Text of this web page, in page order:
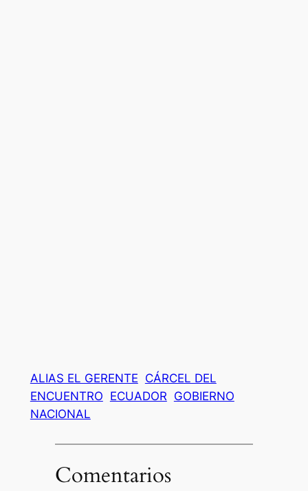
ALIAS EL GERENTE CÁRCEL DEL
ENCUENTRO ECUADOR GOBIERNO
NACIONAL
Comentarios